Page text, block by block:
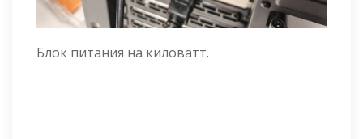
Блок питания на киловатт.